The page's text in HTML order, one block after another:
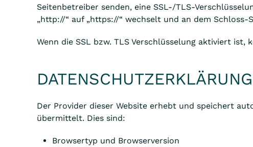
Seitenbetreiber senden, eine SSL-/TLS-
„http://“ auf „https://“ wechselt und an dem Schloss-
Wenn die SSL bzw. TLS Verschlüsselung aktiviert
Der Provider dieser Website erhebt und speichert
übermittelt. Dies sind:
Browsertyp und Browserversion